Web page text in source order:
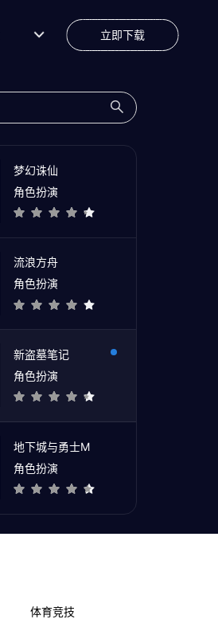
立即下载
梦幻诛仙
角色扮演
流浪方舟
角色扮演
新盗墓笔记
角色扮演
地下城与勇士M
角色扮演
体育竞技